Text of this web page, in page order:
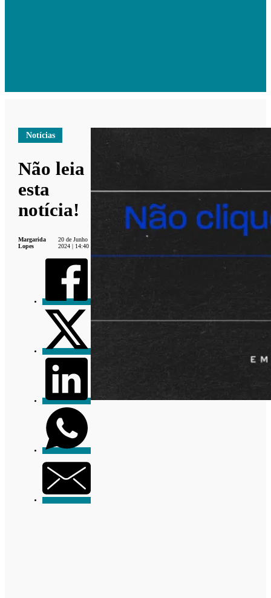
Notícias
Não leia
esta
notícia!
Margarida
Lopes
20 de Junho
2024 | 14:40